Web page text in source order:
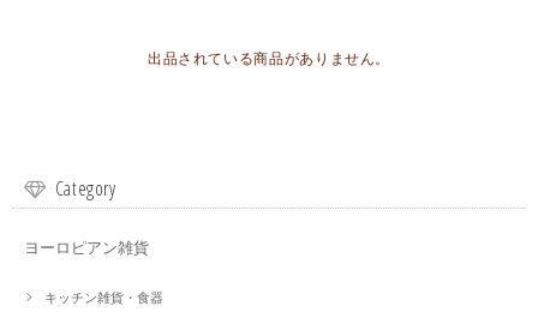
出品されている商品がありません。
Category
ヨーロピアン雑貨
キッチン雑貨・食器